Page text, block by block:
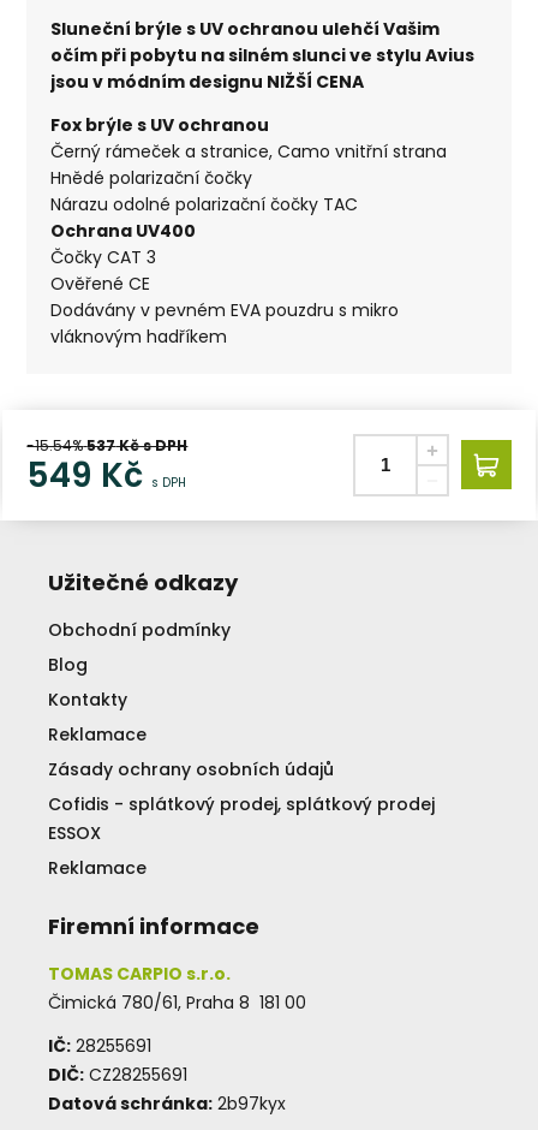
Sluneční brýle s UV ochranou ulehčí Vašim
očím při pobytu na silném slunci ve stylu Avius
jsou v módním designu NIŽŠÍ CENA
Fox brýle s UV ochranou
Černý rámeček a stranice, Camo vnitřní strana
Hnědé polarizační čočky
Nárazu odolné polarizační čočky TAC
Ochrana UV400
Čočky CAT 3
Ověřené CE
Dodávány v pevném EVA pouzdru s mikro
vláknovým hadříkem
-15.54%537Kč s DPH
549 Kč s DPH
Užitečné odkazy
Obchodní podmínky
Blog
Kontakty
Reklamace
Zásady ochrany osobních údajů
Cofidis - splátkový prodej, splátkový prodej
ESSOX
Reklamace
Firemní informace
TOMAS CARPIO s.r.o.
Čimická 780/61, Praha 8 181 00
IČ: 28255691
DIČ: CZ28255691
Datová schránka: 2b97kyx